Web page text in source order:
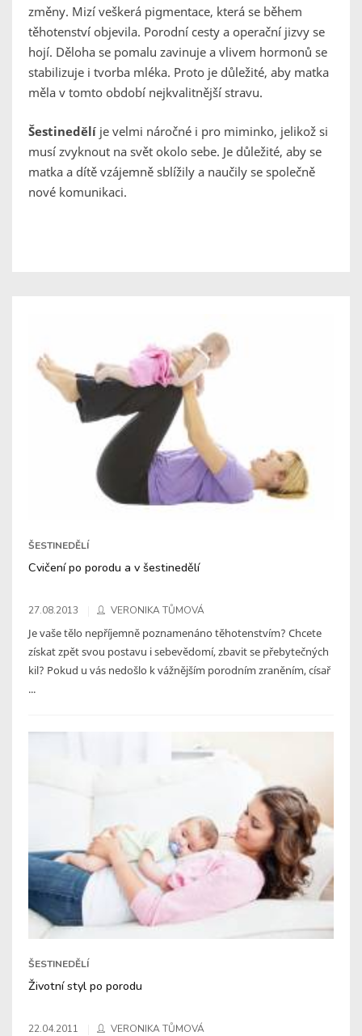
změny. Mizí veškerá pigmentace, která se během
těhotenství objevila. Porodní cesty a operační jizvy se
hojí. Děloha se pomalu zavinuje a vlivem hormonů se
stabilizuje i tvorba mléka. Proto je důležité, aby matka
měla v tomto období nejkvalitnější stravu.
Šestinedělí je velmi náročné i pro miminko, jelikož si
musí zvyknout na svět okolo sebe. Je důležité, aby se
matka a dítě vzájemně sblížily a naučily se společně
nové komunikaci.
ŠESTINEDĚLÍ
Cvičení po porodu a v šestinedělí
27.08.2013 VERONIKA TŮMOVÁ
Je vaše tělo nepříjemně poznamenáno těhotenstvím? Chcete
získat zpět svou postavu i sebevědomí, zbavit se přebytečných
kil? Pokud u vás nedošlo k vážnějším porodním zraněním, císař
...
ŠESTINEDĚLÍ
Životní styl po porodu
22.04.2011 VERONIKA TŮMOVÁ